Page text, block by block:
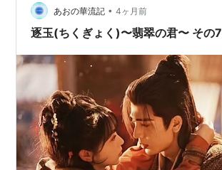
の… あおの華流記 • 4ヶ月前
逐玉(ちくぎょく)〜翡翠の君〜 その7